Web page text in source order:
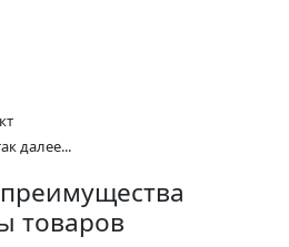
далее...
товаров